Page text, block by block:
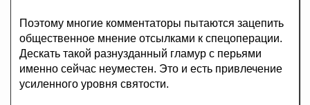
Поэтому многие комментаторы пытаются зацепить
общественное мнение отсылками к спецоперации.
Дескать такой разнузданный гламур с перьями
именно сейчас неуместен. Это и есть привлечение
усиленного уровня святости.